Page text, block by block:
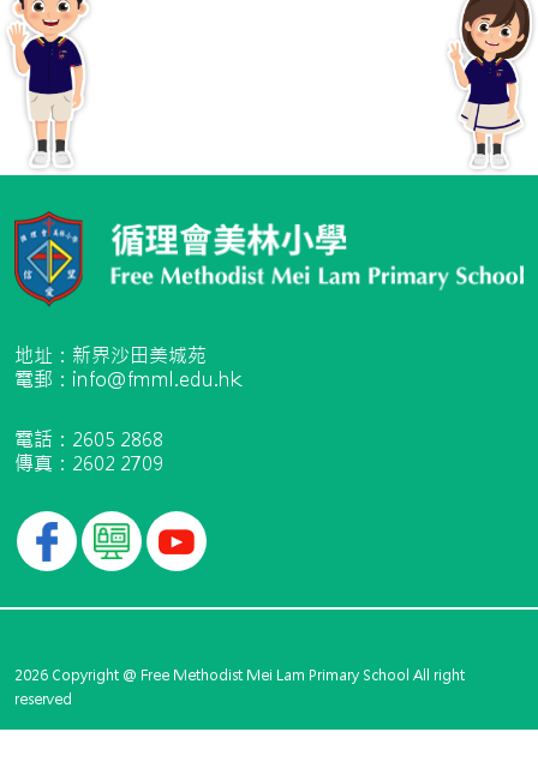
地址：新界沙田美城苑
電郵：info@fmml.edu.hk
電話：2605 2868
傳真：2602 2709
2026 Copyright @ Free Methodist Mei Lam Primary School All right
reserved